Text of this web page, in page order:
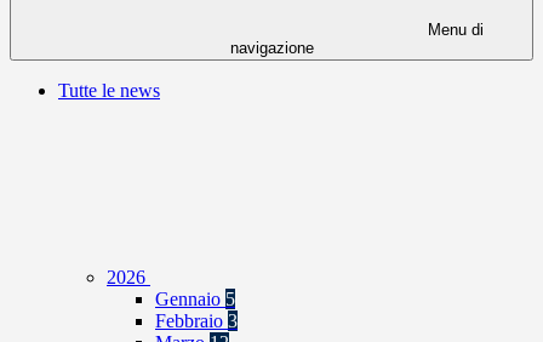
Menu di
navigazione
Tutte le news
2026
Gennaio 5
Febbraio 3